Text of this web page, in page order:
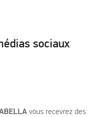
sociaux
vous recevrez des